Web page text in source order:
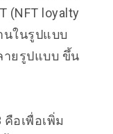
(NFT loyalty
นในรูปแบบ
ายรูปแบบ ขึ้น
อเพื่อเพิ่ม